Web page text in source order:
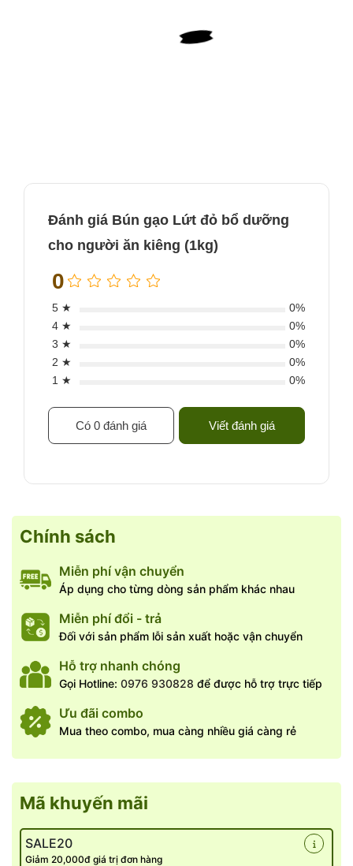
bệnh tật, bổ sung dưỡng chất cho cơ thể, dễ tiêu,dễ dàng
chế biến thành các món ăn tiện lợi
đường cần kiêng cơm trắng
- Cách dùng: chỉ cần luộc qua nước nóng 3 - 5 phút sau đó
xả lại bằng nước lạnh.
cẩm, nấu với nước dùng như bún phở bình thường.
Đánh giá Bún gạo Lứt đỏ bổ dưỡng
cho người ăn kiêng (1kg)
0
5 ★
0%
4 ★
0%
3 ★
0%
2 ★
0%
1 ★
0%
Có 0 đánh giá Viết đánh giá
Chính sách
Miễn phí vận chuyển
Áp dụng cho từng dòng sản phẩm khác nhau
Miễn phí đổi - trả
Đối với sản phẩm lỗi sản xuất hoặc vận chuyển
Hỗ trợ nhanh chóng
Gọi Hotline: 0976 930828 để được hỗ trợ trực tiếp
Ưu đãi combo
Mua theo combo, mua càng nhiều giá càng rẻ
Mã khuyến mãi
SALE20
Giảm 20,000đ giá trị đơn hàng